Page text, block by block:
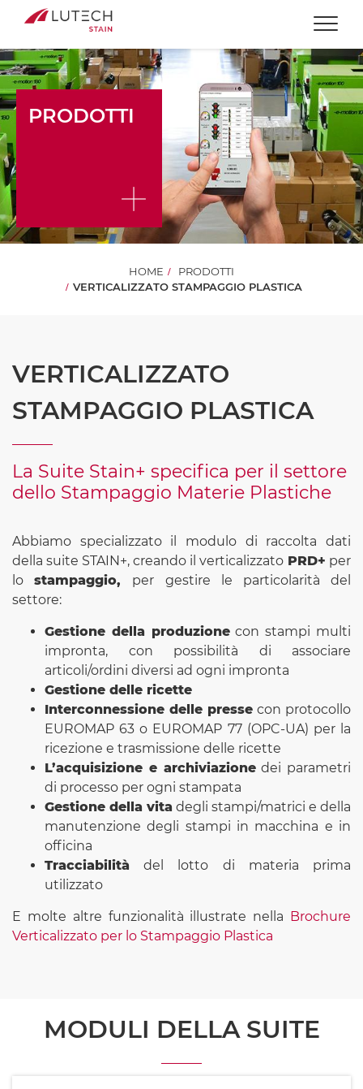
PRODOTTI
HOME
PRODOTTI
VERTICALIZZATO STAMPAGGIO PLASTICA
VERTICALIZZATO
STAMPAGGIO PLASTICA
La Suite Stain+ specifica per il settore
dello Stampaggio Materie Plastiche
Abbiamo specializzato il modulo di raccolta dati
della suite STAIN+, creando il verticalizzato PRD+ per
lostampaggio, per gestire le particolarità del
settore:
Gestione della produzionecon stampi multi
impronta, con possibilità di associare
articoli/ordini diversi ad ogni impronta
Gestione delle ricette
Interconnessione delle presse con protocollo
EUROMAP 63 o EUROMAP 77 (OPC-UA) per la
ricezione e trasmissione delle ricette
L’acquisizione e archiviazionedei parametri
di processo per ogni stampata
Gestione della vita degli stampi/matrici e della
manutenzione degli stampi in macchina e in
officina
Tracciabilità del lotto di materia prima
utilizzato
E molte altre funzionalità illustrate nella Brochure
Verticalizzato per lo Stampaggio Plastica
MODULI DELLA SUITE